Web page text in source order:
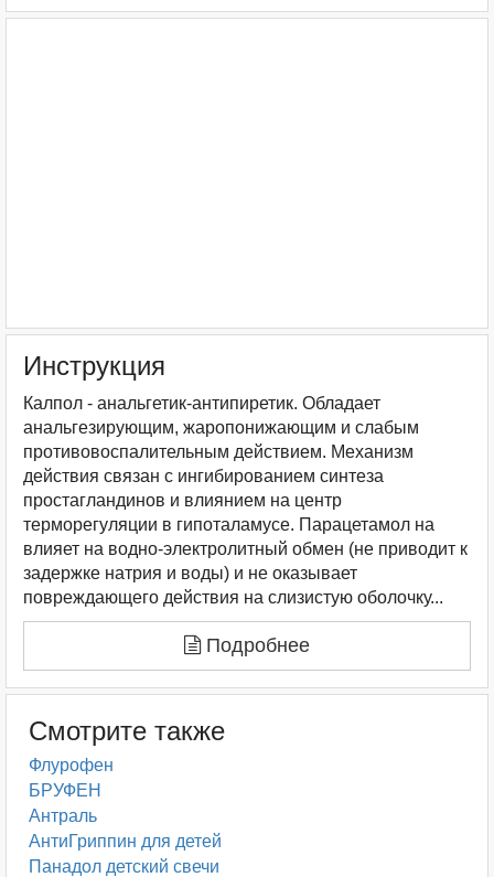
Инструкция
Калпол - анальгетик-антипиретик. Обладает
анальгезирующим, жаропонижающим и слабым
противовоспалительным действием. Механизм
действия связан с ингибированием синтеза
простагландинов и влиянием на центр
терморегуляции в гипоталамусе. Парацетамол на
влияет на водно-электролитный обмен (не приводит к
задержке натрия и воды) и не оказывает
повреждающего действия на слизистую оболочку...
Подробнее
Смотрите также
Флурофен
БРУФЕН
Антраль
АнтиГриппин для детей
Панадол детский свечи